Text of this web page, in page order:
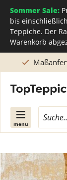
Sommer Sale:
bis
Teppiche. Der
Warenkorb
uns an
menu